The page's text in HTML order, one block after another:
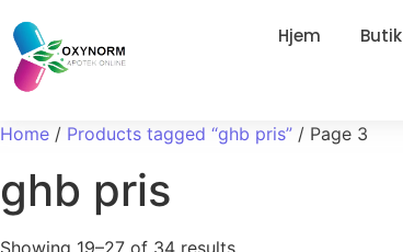
Hjem Butik
Home / Products tagged “ghb pris” / Page 3
ghb pris
Showing 19–27 of 34 results